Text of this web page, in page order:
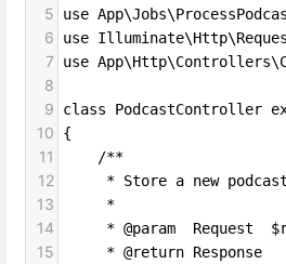
5
use
6 use
7 use
8
9
class PodcastController
10 {
11
    /**
12
* Store a new
13
     *
14
* @param  Request
15
     * @return Response